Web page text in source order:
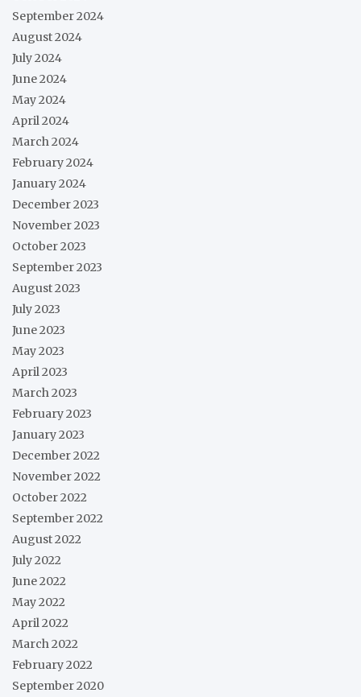
September 2024
August 2024
July 2024
June 2024
May 2024
April 2024
March 2024
February 2024
January 2024
December 2023
November 2023
October 2023
September 2023
August 2023
July 2023
June 2023
May 2023
April 2023
March 2023
February 2023
January 2023
December 2022
November 2022
October 2022
September 2022
August 2022
July 2022
June 2022
May 2022
April 2022
March 2022
February 2022
September 2020